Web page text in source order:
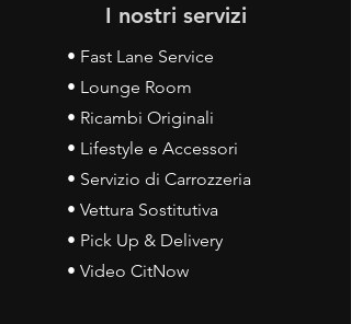
I nostri servizi
• Fast Lane Service
• Lounge Room
• Ricambi Originali
• Lifestyle e Accessori
• Servizio di Carrozzeria
• Vettura Sostitutiva
• Pick Up & Delivery
• Video CitNow